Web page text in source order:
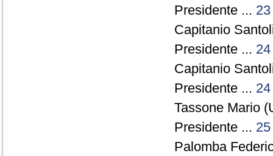
Presidente ... 23
Capitanio
Presidente ... 24
Capitanio
Presidente ... 24
Tassone Mario
Presidente ... 25
Palomba